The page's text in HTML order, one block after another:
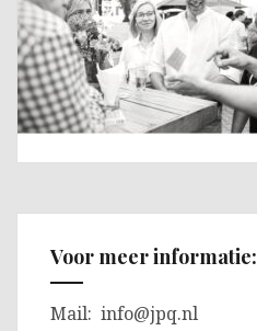
Voor meer informatie:
Mail: info@jpq.nl